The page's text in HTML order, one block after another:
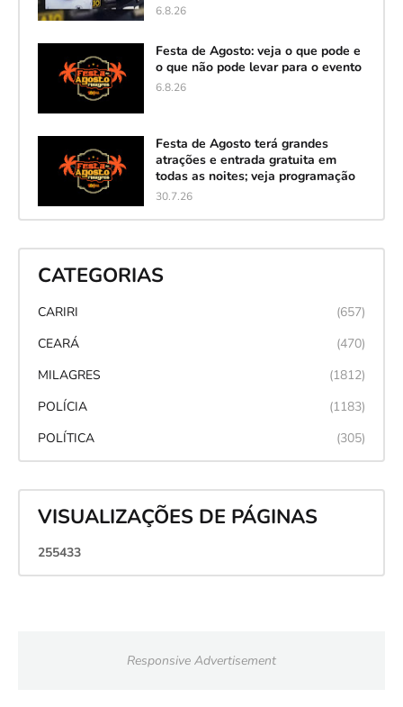
6.8.26
Festa de Agosto: veja o que pode e
o que não pode levar para o evento
6.8.26
Festa de Agosto terá grandes
atrações e entrada gratuita em
todas as noites; veja programação
30.7.26
CATEGORIAS
CARIRI
(657)
CEARÁ
(470)
MILAGRES
(1812)
POLÍCIA
(1183)
POLÍTICA
(305)
VISUALIZAÇÕES DE PÁGINAS
255433
Responsive Advertisement